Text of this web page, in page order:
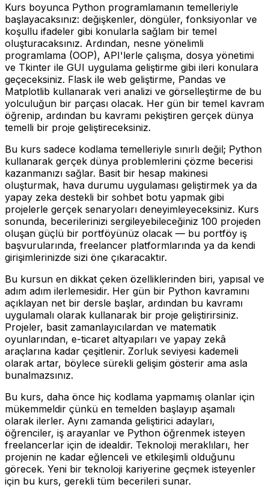
Kurs boyunca Python programlamanın temelleriyle
başlayacaksınız: değişkenler, döngüler, fonksiyonlar ve
koşullu ifadeler gibi konularla sağlam bir temel
oluşturacaksınız. Ardından, nesne yönelimli
programlama (OOP), API'lerle çalışma, dosya yönetimi
ve Tkinter ile GUI uygulama geliştirme gibi ileri konulara
geçeceksiniz. Flask ile web geliştirme, Pandas ve
Matplotlib kullanarak veri analizi ve görselleştirme de bu
yolculuğun bir parçası olacak. Her gün bir temel kavram
öğrenip, ardından bu kavramı pekiştiren gerçek dünya
temelli bir proje geliştireceksiniz.
Bu kurs sadece kodlama temelleriyle sınırlı değil; Python
kullanarak gerçek dünya problemlerini çözme becerisi
kazanmanızı sağlar. Basit bir hesap makinesi
oluşturmak, hava durumu uygulaması geliştirmek ya da
yapay zeka destekli bir sohbet botu yapmak gibi
projelerle gerçek senaryoları deneyimleyeceksiniz. Kurs
sonunda, becerilerinizi sergileyebileceğiniz 100 projeden
oluşan güçlü bir portföyünüz olacak — bu portföy iş
başvurularında, freelancer platformlarında ya da kendi
girişimlerinizde sizi öne çıkaracaktır.
Bu kursun en dikkat çeken özelliklerinden biri, yapısal ve
adım adım ilerlemesidir. Her gün bir Python kavramını
açıklayan net bir dersle başlar, ardından bu kavramı
uygulamalı olarak kullanarak bir proje geliştirirsiniz.
Projeler, basit zamanlayıcılardan ve matematik
oyunlarından, e-ticaret altyapıları ve yapay zekâ
araçlarına kadar çeşitlenir. Zorluk seviyesi kademeli
olarak artar, böylece sürekli gelişim gösterir ama asla
bunalmazsınız.
Bu kurs, daha önce hiç kodlama yapmamış olanlar için
mükemmeldir çünkü en temelden başlayıp aşamalı
olarak ilerler. Aynı zamanda geliştirici adayları,
öğrenciler, iş arayanlar ve Python öğrenmek isteyen
freelancerlar için de idealdir. Teknoloji meraklıları, her
projenin ne kadar eğlenceli ve etkileşimli olduğunu
görecek. Yeni bir teknoloji kariyerine geçmek isteyenler
için bu kurs, gerekli tüm becerileri sunar.